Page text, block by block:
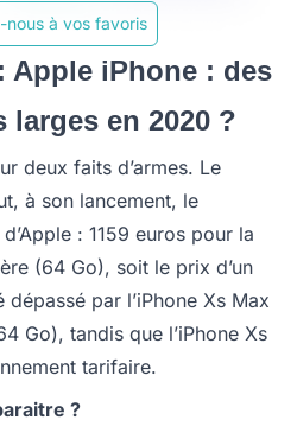
nous à vos favoris
Apple iPhone : des
larges en 2020 ?
deux faits d’armes. Le
à son lancement, le
: 1159 euros pour la
(64 Go), soit le prix d’un
par l’iPhone Xs Max
Go), tandis que l’iPhone Xs
tarifaire.
?